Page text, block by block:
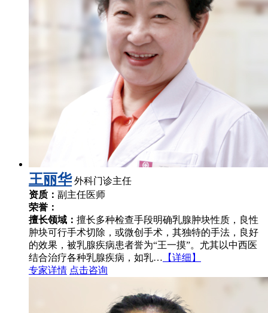
王丽华外科门诊主任
资质： 副主任医师
荣誉：
擅长领域： 擅长多种检查手段明确乳腺肿块性质，良性
肿块可行手术切除，或微创手术，其独特的手法，良好
的效果，被乳腺疾病患者誉为“王一摸”。尤其以中西医
结合治疗各种乳腺疾病，如乳… 【详细】
专家详情 点击咨询